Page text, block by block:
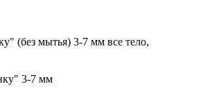
(без мытья) 3-7 мм все тело,
3-7 мм